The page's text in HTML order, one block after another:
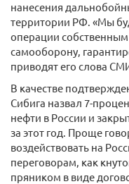
нанесения
территории РФ. «Мы
операции
самооборону,
приводят его слова
В качестве
Сибига назвал 7-
нефти в России и
за этот год. Проще
воздействовать на
переговорам, как
пряником в виде